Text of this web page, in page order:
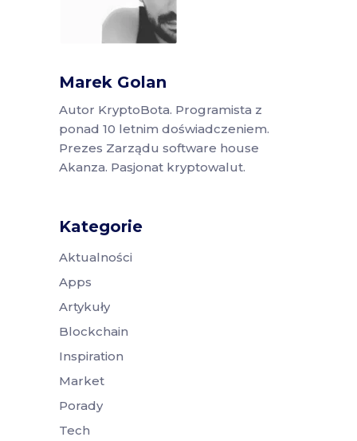
Marek Golan
Autor KryptoBota. Programista z
ponad 10 letnim doświadczeniem.
Prezes Zarządu software house
Akanza. Pasjonat kryptowalut.
Kategorie
Aktualności
Apps
Artykuły
Blockchain
Inspiration
Market
Porady
Tech